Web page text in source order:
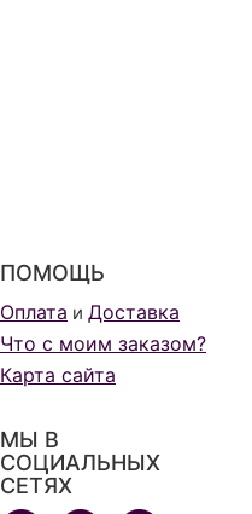
ПОМОЩЬ
Оплата и Доставка
Что с моим заказом?
Карта сайта
МЫ В
СОЦИАЛЬНЫХ
СЕТЯХ